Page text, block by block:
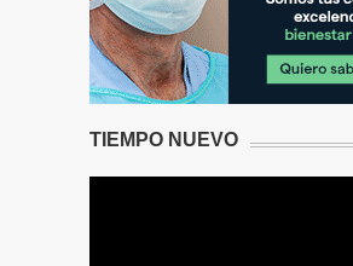
TIEMPO NUEVO